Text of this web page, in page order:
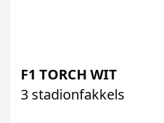
F1 TORCH WIT
3 stadionfakkels